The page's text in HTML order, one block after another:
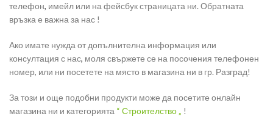
телефон, имейл или на фейсбук страницата ни. Обратната
връзка е важна за нас !
Ако имате нужда от допълнителна информация или
консултация с нас, моля свържете се на посочения телефонен
номер, или ни посетете на място в магазина ни в гр. Разград!
За този и още подобни продукти може да посетите онлайн
магазина ни и категорията “ Строителство „ !